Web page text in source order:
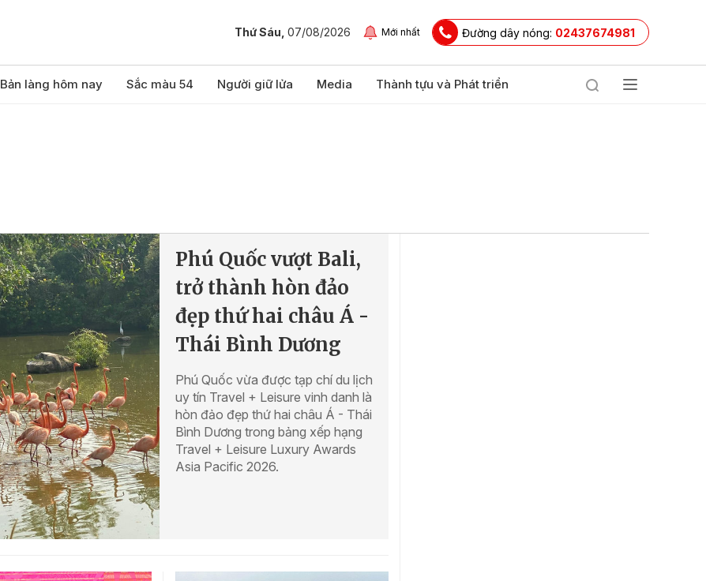
Thứ Sáu, 07/08/2026 Mới nhất Đường dây nóng: 02437674981
Bản làng hôm nay Sắc màu 54 Người giữ lửa Media Thành tựu và Phát triển
Phú Quốc vượt Bali,
trở thành hòn đảo
đẹp thứ hai châu Á -
Thái Bình Dương
Phú Quốc vừa được tạp chí du lịch
uy tín Travel + Leisure vinh danh là
hòn đảo đẹp thứ hai châu Á - Thái
Bình Dương trong bảng xếp hạng
Travel + Leisure Luxury Awards
Asia Pacific 2026.